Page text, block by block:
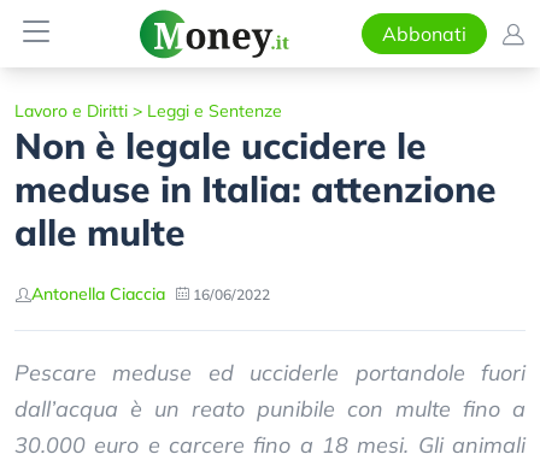
Abbonati
Lavoro e Diritti > Leggi e Sentenze
Non è legale uccidere le
meduse in Italia: attenzione
alle multe
Antonella Ciaccia 16/06/2022
Pescare meduse ed ucciderle portandole fuori
dall’acqua è un reato punibile con multe fino a
30.000 euro e carcere fino a 18 mesi. Gli animali